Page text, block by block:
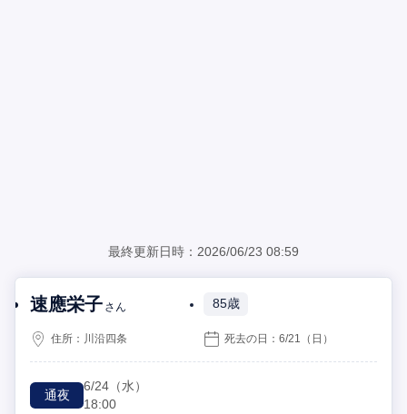
最終更新日時：2026/06/23 08:59
速應栄子 さん 85歳
住所： 川沿四条 死去の日：6/21 （日）
通夜
6/24 （水）
18:00